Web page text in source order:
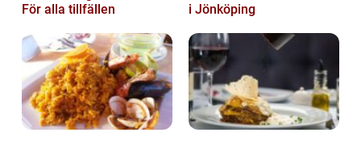
För alla tillfällen
i Jönköping